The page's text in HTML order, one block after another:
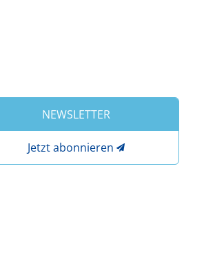
NEWSLETTER
Jetzt abonnieren